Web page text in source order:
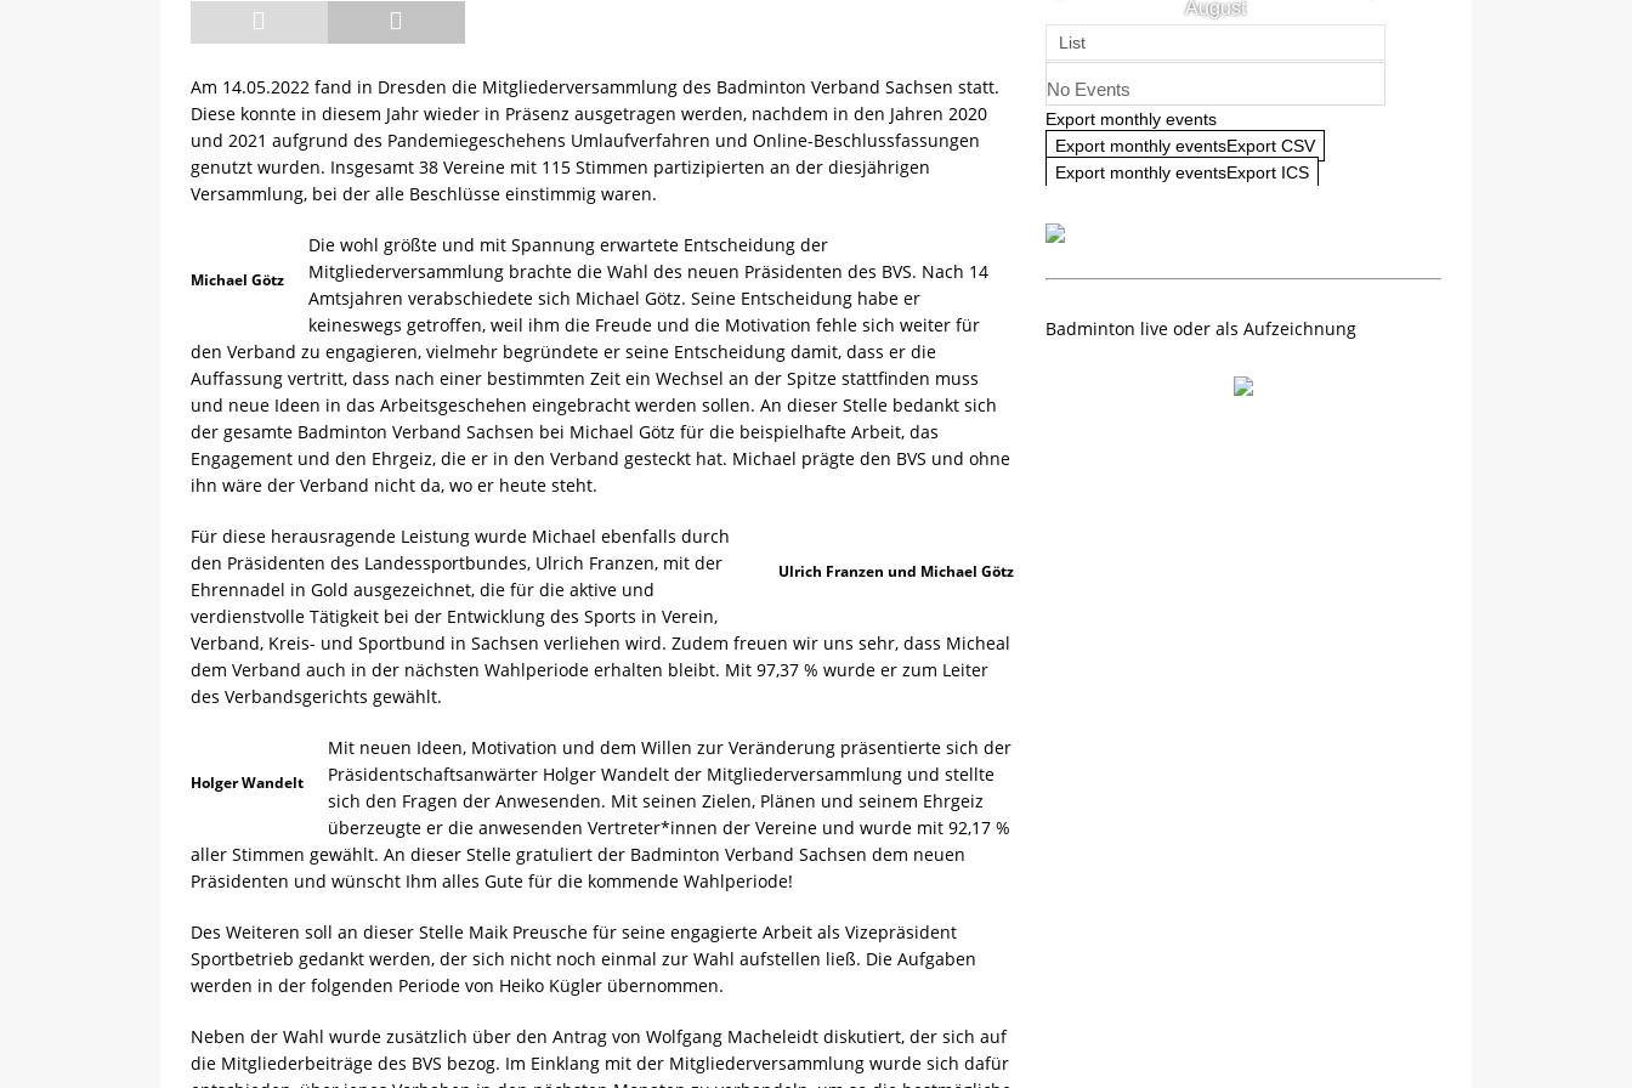
[ 13.05.2025 ]
Am 14.05.2022 fand in Dresden die Mitgliederversammlung des Badminton Verband Sachsen statt.
Diese konnte in diesem Jahr wieder in Präsenz ausgetragen werden, nachdem in den Jahren 2020
und 2021 aufgrund des Pandemiegeschehens Umlaufverfahren und Online-Beschlussfassungen
genutzt wurden. Insgesamt 38 Vereine mit 115 Stimmen partizipierten an der diesjährigen
Versammlung, bei der alle Beschlüsse einstimmig waren.
Michael Götz
Die wohl größte und mit Spannung erwartete Entscheidung der
Mitgliederversammlung brachte die Wahl des neuen Präsidenten des BVS. Nach 14
Amtsjahren verabschiedete sich Michael Götz. Seine Entscheidung habe er
keineswegs getroffen, weil ihm die Freude und die Motivation fehle sich weiter für
den Verband zu engagieren, vielmehr begründete er seine Entscheidung damit, dass er die
Auffassung vertritt, dass nach einer bestimmten Zeit ein Wechsel an der Spitze stattfinden muss
und neue Ideen in das Arbeitsgeschehen eingebracht werden sollen. An dieser Stelle bedankt sich
der gesamte Badminton Verband Sachsen bei Michael Götz für die beispielhafte Arbeit, das
Engagement und den Ehrgeiz, die er in den Verband gesteckt hat. Michael prägte den BVS und ohne
ihn wäre der Verband nicht da, wo er heute steht.
Ulrich Franzen und Michael Götz
Für diese herausragende Leistung wurde Michael ebenfalls durch
den Präsidenten des Landessportbundes, Ulrich Franzen, mit der
Ehrennadel in Gold ausgezeichnet, die für die aktive und
verdienstvolle Tätigkeit bei der Entwicklung des Sports in Verein,
Verband, Kreis- und Sportbund in Sachsen verliehen wird. Zudem freuen wir uns sehr, dass Micheal
dem Verband auch in der nächsten Wahlperiode erhalten bleibt. Mit 97,37 % wurde er zum Leiter
des Verbandsgerichts gewählt.
Holger Wandelt
Mit neuen Ideen, Motivation und dem Willen zur Veränderung präsentierte sich der
Präsidentschaftsanwärter Holger Wandelt der Mitgliederversammlung und stellte
sich den Fragen der Anwesenden. Mit seinen Zielen, Plänen und seinem Ehrgeiz
überzeugte er die anwesenden Vertreter*innen der Vereine und wurde mit 92,17 %
aller Stimmen gewählt. An dieser Stelle gratuliert der Badminton Verband Sachsen dem neuen
Präsidenten und wünscht Ihm alles Gute für die kommende Wahlperiode!
Des Weiteren soll an dieser Stelle Maik Preusche für seine engagierte Arbeit als Vizepräsident
Sportbetrieb gedankt werden, der sich nicht noch einmal zur Wahl aufstellen ließ. Die Aufgaben
werden in der folgenden Periode von Heiko Kügler übernommen.
Neben der Wahl wurde zusätzlich über den Antrag von Wolfgang Macheleidt diskutiert, der sich auf
die Mitgliederbeiträge des BVS bezog. Im Einklang mit der Mitgliederversammlung wurde sich dafür
August
List
No Events
Export monthly events
Export monthly eventsExport CSV
Export monthly eventsExport ICS
Badminton live oder als Aufzeichnung